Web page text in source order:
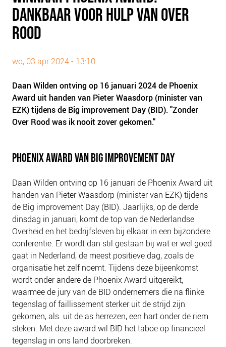
PLINKR NAZORG
SOCIALDEBT
DOORBRAAKMETHODE
NEDERLANDSE SCHULDHULPROUTE (NSR)
OVER ONS
VISIE EN MISSIE
ONZE PARTNERS
IN DE MEDIA
OVER NCFG
NIEUWS
BLOGS
DANKBAAR VOOR HULP VAN OVER
ROOD
wo, 03 apr 2024 - 13:10
Daan Wilden ontving op 16 januari 2024 de Phoenix
Award uit handen van Pieter Waasdorp (minister van
EZK) tijdens de Big improvement Day (BID). "Zonder
Over Rood was ik nooit zover gekomen."
PHOENIX AWARD VAN BIG IMPROVEMENT DAY
Daan Wilden ontving op 16 januari de Phoenix Award uit
handen van Pieter Waasdorp (minister van EZK) tijdens
de Big improvement Day (BID). Jaarlijks, op de derde
dinsdag in januari, komt de top van de Nederlandse
Overheid en het bedrijfsleven bij elkaar in een bijzondere
conferentie. Er wordt dan stil gestaan bij wat er wel goed
gaat in Nederland, de meest positieve dag, zoals de
organisatie het zelf noemt. Tijdens deze bijeenkomst
wordt onder andere de Phoenix Award uitgereikt,
waarmee de jury van de BID ondernemers die na flinke
tegenslag of faillissement sterker uit de strijd zijn
gekomen, als uit de as herrezen, een hart onder de riem
steken. Met deze award wil BID het taboe op financieel
tegenslag in ons land doorbreken.